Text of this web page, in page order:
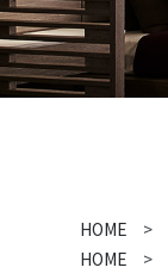
HOME >
HOME
>